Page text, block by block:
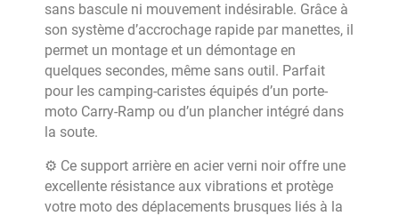
sans bascule ni mouvement indésirable. Grâce à
son système d’accrochage rapide par manettes, il
permet un montage et un démontage en
quelques secondes, même sans outil. Parfait
pour les camping-caristes équipés d’un porte-
moto Carry-Ramp ou d’un plancher intégré dans
la soute.
⚙️ Ce support arrière en acier verni noir offre une
excellente résistance aux vibrations et protège
votre moto des déplacements brusques liés à la